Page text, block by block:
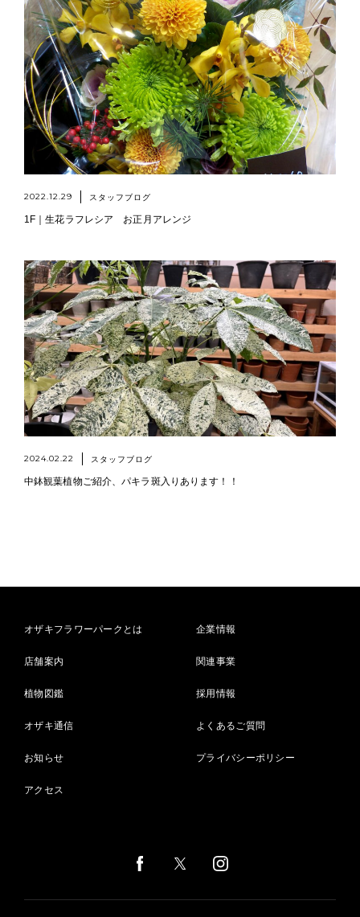
2022.12.29 スタッフブログ
1F｜生花ラフレシア お正月アレンジ
2024.02.22 スタッフブログ
中鉢観葉植物ご紹介、パキラ斑入りあります！！
オザキフラワーパークとは
店舗案内
植物図鑑
オザキ通信
お知らせ
アクセス
企業情報
関連事業
採用情報
よくあるご質問
プライバシーポリシー